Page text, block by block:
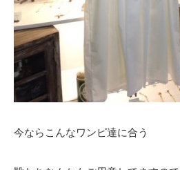
今ならこんなワンピ達に合う